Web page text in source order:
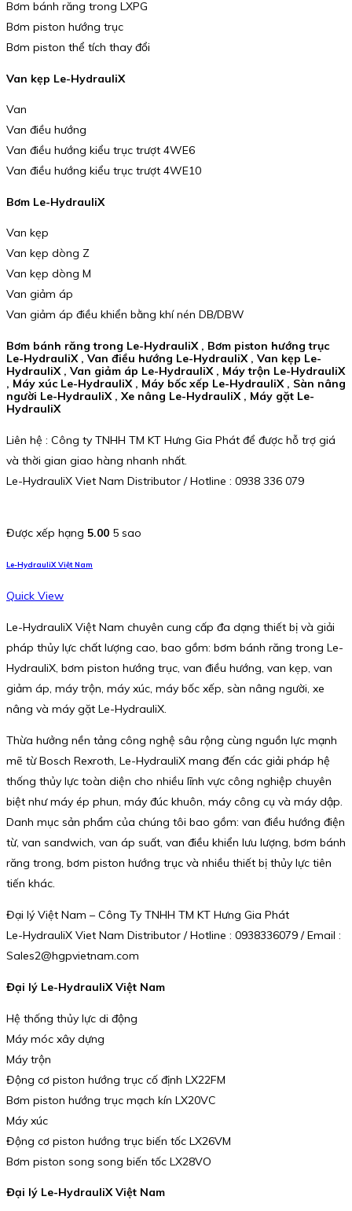
Bơm bánh răng trong LXPG
Bơm piston hướng trục
Bơm piston thể tích thay đổi
Van kẹp Le-HydrauliX
Van
Van điều hướng
Van điều hướng kiểu trục trượt 4WE6
Van điều hướng kiểu trục trượt 4WE10
Bơm Le-HydrauliX
Van kẹp
Van kẹp dòng Z
Van kẹp dòng M
Van giảm áp
Van giảm áp điều khiển bằng khí nén DB/DBW
Bơm bánh răng trong Le-HydrauliX , Bơm piston hướng trục
Le-HydrauliX , Van điều hướng Le-HydrauliX , Van kẹp Le-
HydrauliX , Van giảm áp Le-HydrauliX , Máy trộn Le-HydrauliX
, Máy xúc Le-HydrauliX , Máy bốc xếp Le-HydrauliX , Sàn nâng
người Le-HydrauliX , Xe nâng Le-HydrauliX , Máy gặt Le-
HydrauliX
Liên hệ : Công ty TNHH TM KT Hưng Gia Phát để được hỗ trợ giá
và thời gian giao hàng nhanh nhất.
Le-HydrauliX Viet Nam Distributor / Hotline : 0938 336 079
Được xếp hạng 5.00 5 sao
Le-HydrauliX Việt Nam
Quick View
Le-HydrauliX Việt Nam chuyên cung cấp đa dạng thiết bị và giải
pháp thủy lực chất lượng cao, bao gồm: bơm bánh răng trong Le-
HydrauliX, bơm piston hướng trục, van điều hướng, van kẹp, van
giảm áp, máy trộn, máy xúc, máy bốc xếp, sàn nâng người, xe
nâng và máy gặt Le-HydrauliX.
Thừa hưởng nền tảng công nghệ sâu rộng cùng nguồn lực mạnh
mẽ từ Bosch Rexroth, Le-HydrauliX mang đến các giải pháp hệ
thống thủy lực toàn diện cho nhiều lĩnh vực công nghiệp chuyên
biệt như máy ép phun, máy đúc khuôn, máy công cụ và máy dập.
Danh mục sản phẩm của chúng tôi bao gồm: van điều hướng điện
từ, van sandwich, van áp suất, van điều khiển lưu lượng, bơm bánh
răng trong, bơm piston hướng trục và nhiều thiết bị thủy lực tiên
tiến khác.
Đại lý Việt Nam – Công Ty TNHH TM KT Hưng Gia Phát
Le-HydrauliX Viet Nam Distributor / Hotline : 0938336079 / Email :
Sales2@hgpvietnam.com
Đại lý Le-HydrauliX Việt Nam
Hệ thống thủy lực di động
Máy móc xây dựng
Máy trộn
Động cơ piston hướng trục cố định LX22FM
Bơm piston hướng trục mạch kín LX20VC
Máy xúc
Động cơ piston hướng trục biến tốc LX26VM
Bơm piston song song biến tốc LX28VO
Đại lý Le-HydrauliX Việt Nam